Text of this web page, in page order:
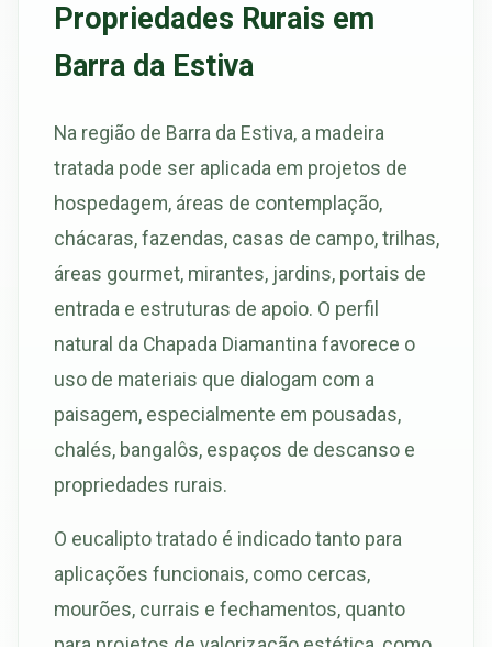
Propriedades Rurais em
Barra da Estiva
Na região de Barra da Estiva, a madeira
tratada pode ser aplicada em projetos de
hospedagem, áreas de contemplação,
chácaras, fazendas, casas de campo, trilhas,
áreas gourmet, mirantes, jardins, portais de
entrada e estruturas de apoio. O perfil
natural da Chapada Diamantina favorece o
uso de materiais que dialogam com a
paisagem, especialmente em pousadas,
chalés, bangalôs, espaços de descanso e
propriedades rurais.
O eucalipto tratado é indicado tanto para
aplicações funcionais, como cercas,
mourões, currais e fechamentos, quanto